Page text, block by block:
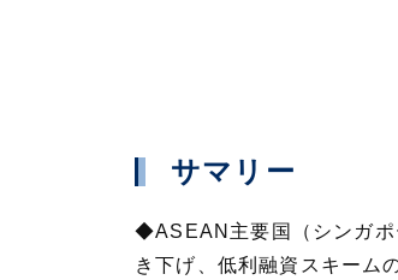
サマリー
◆ASEAN主要国（シンガポ
き下げ、低利融資スキーム